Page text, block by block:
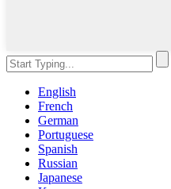
English
French
German
Portuguese
Spanish
Russian
Japanese